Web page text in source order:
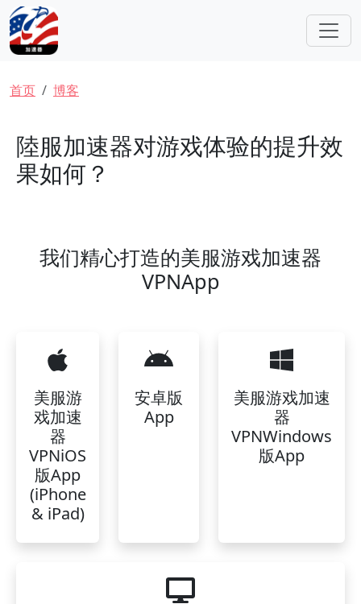
跳转到主要内容
面包屑
首页 博客
陸服加速器对游戏体验的提升效
果如何？
我们精心打造的美服游戏加速器
VPNApp
美服游
戏加速
器
VPNiOS
版App
(iPhone
& iPad)
安卓版
App
美服游戏加速
器
VPNWindows
版App